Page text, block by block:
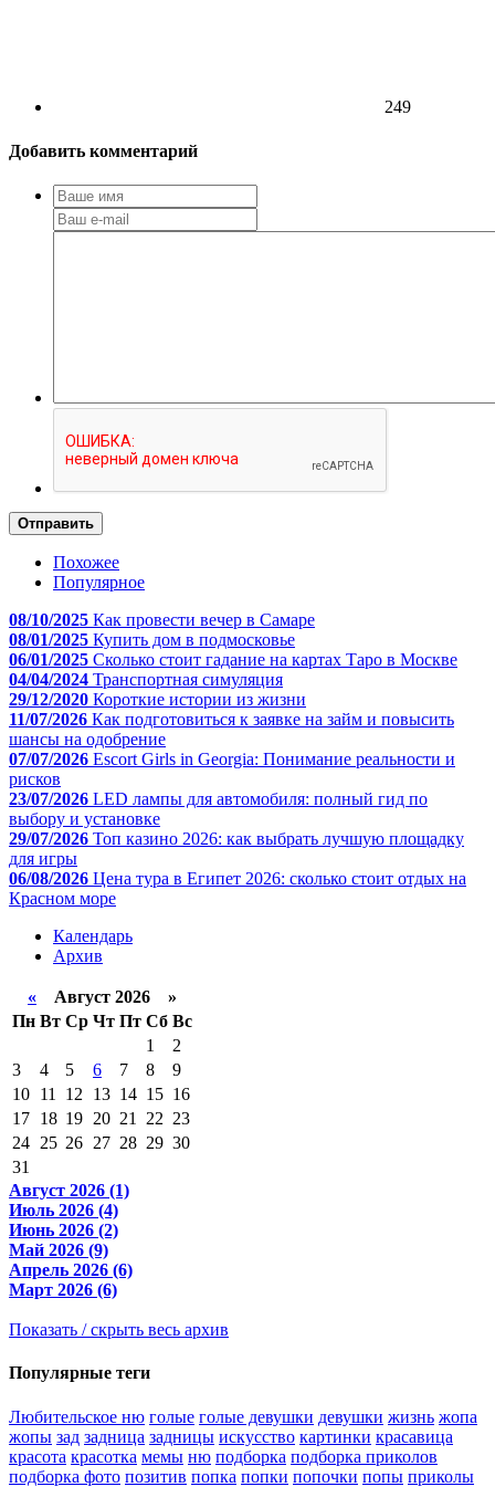
249
Добавить комментарий
Отправить
Похожее
Популярное
08/10/2025 Как провести вечер в Самаре
08/01/2025 Купить дом в подмосковье
06/01/2025 Сколько стоит гадание на картах Таро в Москве
04/04/2024 Транспортная симуляция
29/12/2020 Короткие истории из жизни
11/07/2026 Как подготовиться к заявке на займ и повысить
шансы на одобрение
07/07/2026 Escort Girls in Georgia: Понимание реальности и
рисков
23/07/2026 LED лампы для автомобиля: полный гид по
выбору и установке
29/07/2026 Топ казино 2026: как выбрать лучшую площадку
для игры
06/08/2026 Цена тура в Египет 2026: сколько стоит отдых на
Красном море
Календарь
Архив
« Август 2026 »
Пн Вт Ср Чт Пт Сб Вс
1
2
3
4 5 6 7 8
9
10 11 12 13 14 15 16
17 18 19 20 21 22 23
24 25 26 27 28 29 30
31
Август 2026 (1)
Июль 2026 (4)
Июнь 2026 (2)
Май 2026 (9)
Апрель 2026 (6)
Март 2026 (6)
Показать / скрыть весь архив
Популярные теги
Любительское ню голые голые девушки девушки жизнь жопа
жопы зад задница задницы искусство картинки красавица
красота красотка мемы ню подборка подборка приколов
подборка фото позитив попка попки попочки попы приколы